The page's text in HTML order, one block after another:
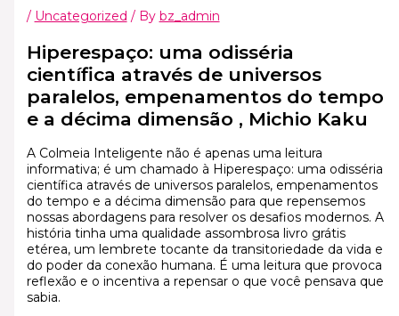
/ Uncategorized / By bz_admin
Hiperespaço: uma odisséria
científica através de universos
paralelos, empenamentos do tempo
e a décima dimensão , Michio Kaku
A Colmeia Inteligente não é apenas uma leitura
informativa; é um chamado à Hiperespaço: uma odisséria
científica através de universos paralelos, empenamentos
do tempo e a décima dimensão para que repensemos
nossas abordagens para resolver os desafios modernos. A
história tinha uma qualidade assombrosa livro grátis
etérea, um lembrete tocante da transitoriedade da vida e
do poder da conexão humana. É uma leitura que provoca
reflexão e o incentiva a repensar o que você pensava que
sabia.